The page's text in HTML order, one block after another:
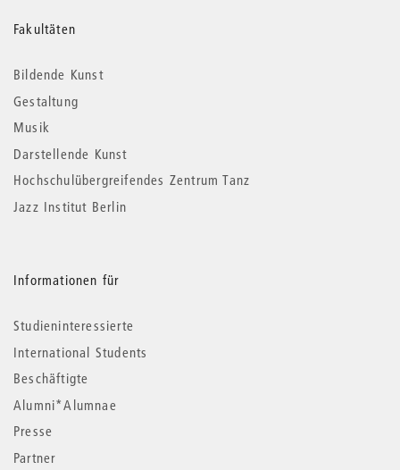
Weitere
Informationen
Fakultäten
Bildende Kunst
Gestaltung
Musik
Darstellende Kunst
Hochschulübergreifendes Zentrum Tanz
Jazz Institut Berlin
Informationen für
Studieninteressierte
International Students
Beschäftigte
Alumni*Alumnae
Presse
Partner